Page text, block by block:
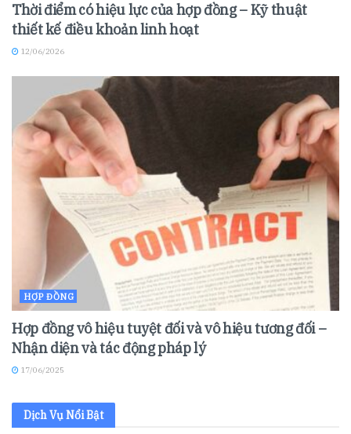
Thời điểm có hiệu lực của hợp đồng – Kỹ thuật
thiết kế điều khoản linh hoạt
12/06/2026
HỢP ĐỒNG
Hợp đồng vô hiệu tuyệt đối và vô hiệu tương đối –
Nhận diện và tác động pháp lý
17/06/2025
Dịch Vụ Nổi Bật